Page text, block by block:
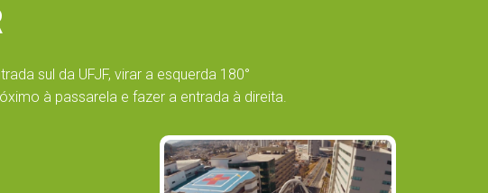
sul da UFJF, virar a esquerda 180°
à passarela e fazer a entrada à direita.